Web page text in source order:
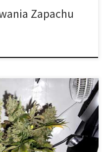
Zapachu
marihuany. Czy
odrębną płeć i mogą być
między męskimi i
tym, że tylko żeńskie rośliny